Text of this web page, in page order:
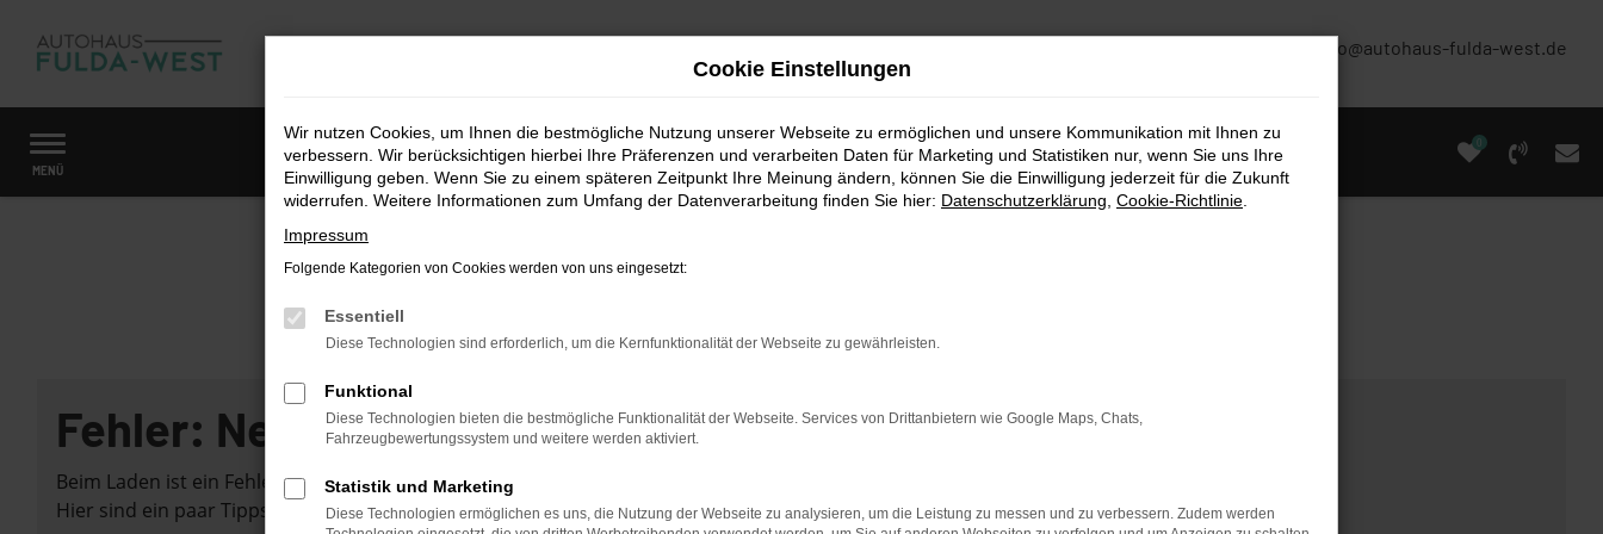
Zum
Hauptinhalt
info@autohaus-fulda-west.de
MENÜ
0
Startseite Fahrzeugmarkt
Fehler: Network Error
Beim Laden ist ein Fehler aufgetreten.
Hier sind ein paar Tipps, die dir helfen können:
Cookie Einstellungen
Wir nutzen Cookies, um Ihnen die bestmögliche Nutzung unserer Webseite zu ermöglichen und unsere Kommunikation mit Ihnen zu
verbessern. Wir berücksichtigen hierbei Ihre Präferenzen und verarbeiten Daten für Marketing und Statistiken nur, wenn Sie uns Ihre
Einwilligung geben. Wenn Sie zu einem späteren Zeitpunkt Ihre Meinung ändern, können Sie die Einwilligung jederzeit für die Zukunft
widerrufen. Weitere Informationen zum Umfang der Datenverarbeitung finden Sie hier: Datenschutzerklärung Cookie-Richtlinie
Impressum
Folgende Kategorien von Cookies werden von uns eingesetzt:
Essentiell
Diese Technologien sind erforderlich, um die Kernfunktionalität der Webseite zu gewährleisten.
Funktional
Diese Technologien bieten die bestmögliche Funktionalität der Webseite. Services von Drittanbietern wie Google Maps, Chats,
Fahrzeugbewertungssystem und weitere werden aktiviert.
Statistik und Marketing
Diese Technologien ermöglichen es uns, die Nutzung der Webseite zu analysieren, um die Leistung zu messen und zu verbessern. Zudem werden